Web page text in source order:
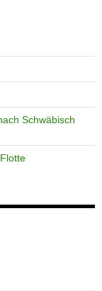
Schwäbisch